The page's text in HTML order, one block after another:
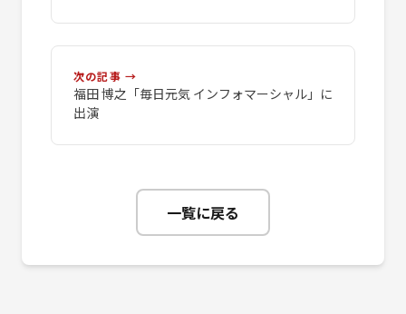
次の記事 →
福田 博之「毎日元気 インフォマーシャル」に
出演
一覧に戻る